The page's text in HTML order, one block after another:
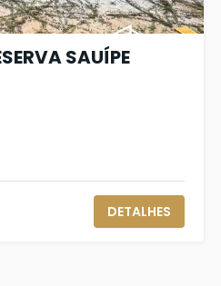
SAUÍPE
DETALHES